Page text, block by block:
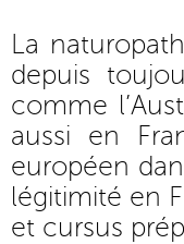
La
depuis
comme
aussi en
européen
légitimité en
et cursus